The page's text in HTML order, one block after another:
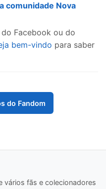
comunidade Nova
Facebook ou do
bem-vindo para saber
do Fandom
vários fãs e colecionadores